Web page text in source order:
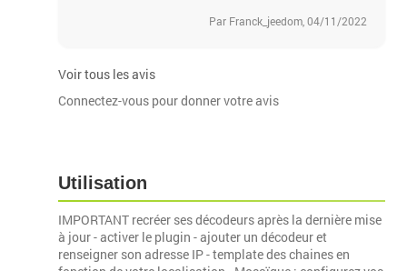
Par Franck_jeedom, 04/11/2022
Voir tous les avis
Connectez-vous pour donner votre avis
Utilisation
IMPORTANT recréer ses décodeurs après la dernière mise
à jour - activer le plugin - ajouter un décodeur et
renseigner son adresse IP - template des chaines en